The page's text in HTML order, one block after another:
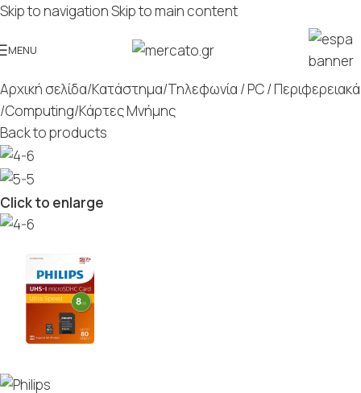
Skip to navigationSkip to main content
MENU
Αρχική σελίδα/Κατάστημα/Τηλεφωνία / PC / Περιφερειακά
/Computing/Κάρτες Μνήμης
Back to products
Click to enlarge